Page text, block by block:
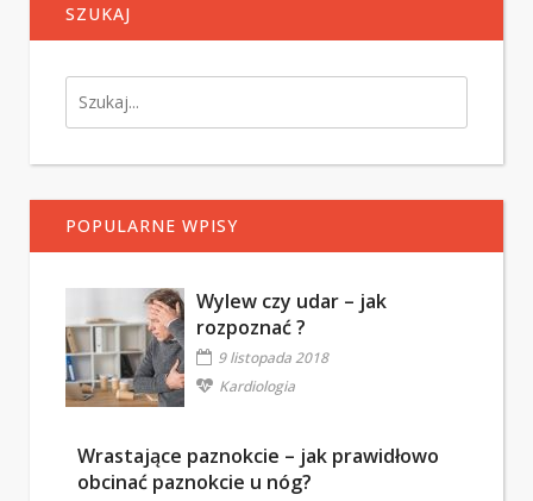
SZUKAJ
POPULARNE WPISY
Wylew czy udar – jak
rozpoznać ?
9 listopada 2018
Kardiologia
Wrastające paznokcie – jak prawidłowo
obcinać paznokcie u nóg?